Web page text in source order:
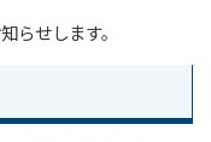
らせします。